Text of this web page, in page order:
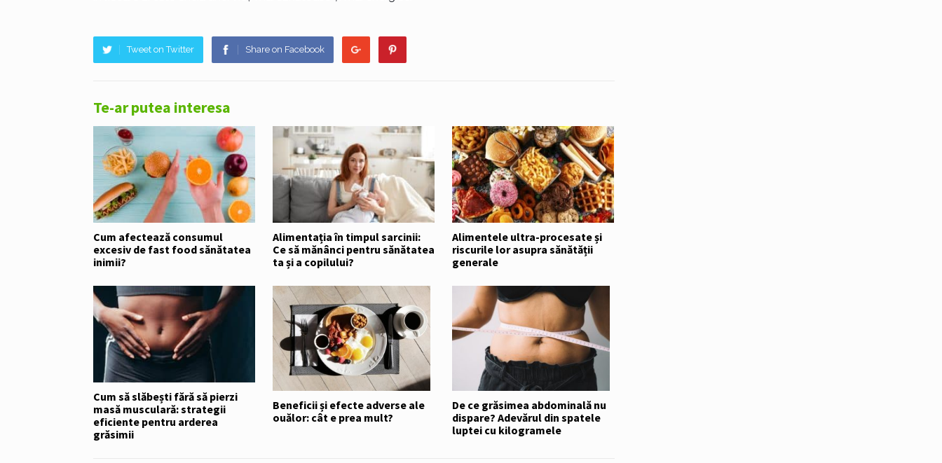
Tweet on Twitter Share on Facebook
Te-ar putea interesa
Cum afectează consumul
excesiv de fast food sănătatea
inimii?
Alimentația în timpul sarcinii:
Ce să mănânci pentru sănătatea
ta și a copilului?
Alimentele ultra-procesate și
riscurile lor asupra sănătății
generale
Cum să slăbești fără să pierzi
masă musculară: strategii
eficiente pentru arderea
grăsimii
Beneficii și efecte adverse ale
ouălor: cât e prea mult?
De ce grăsimea abdominală nu
dispare? Adevărul din spatele
luptei cu kilogramele